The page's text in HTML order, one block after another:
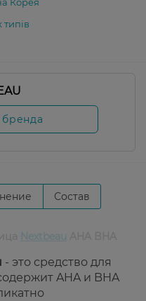
Корея
типів
Состав
Nextbeau
- это средство для
AHA и BHA